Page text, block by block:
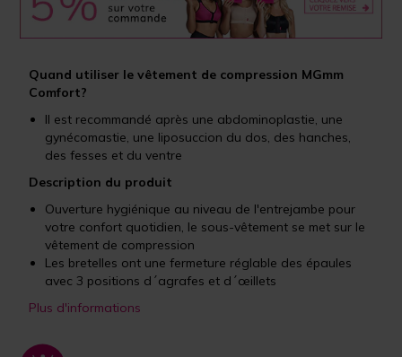
Quand utiliser le vêtement de compression MGmm
Comfort?
Il est recommandé après une abdominoplastie, une
gynécomastie, une liposuccion du dos, des hanches,
des fesses et du ventre
Description du produit
Ouverture hygiénique au niveau de l'entrejambe pour
votre confort quotidien, le sous-vêtement se met sur le
vêtement de compression
Les bretelles ont une fermeture réglable des épaules
avec 3 positions d´agrafes et d´œillets
Plus d'informations